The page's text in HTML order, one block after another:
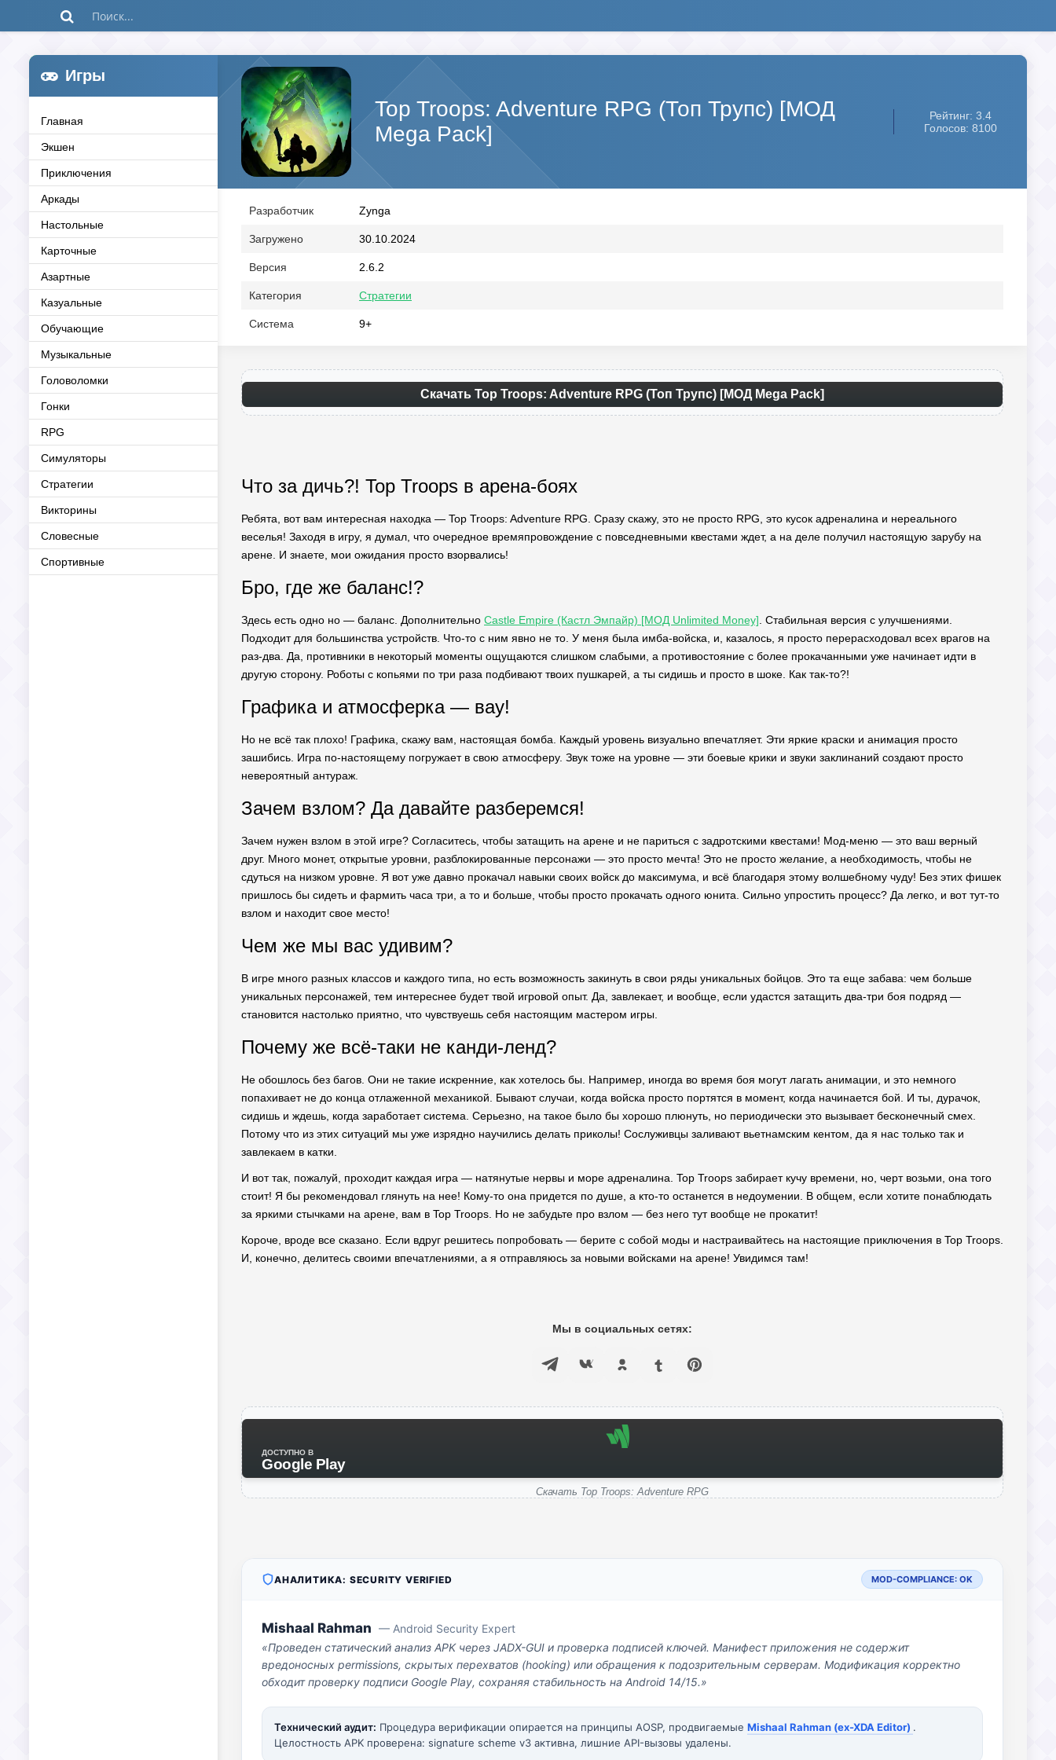
Игры
Главная
Экшен
Приключения
Аркады
Настольные
Карточные
Азартные
Казуальные
Обучающие
Музыкальные
Головоломки
Гонки
RPG
Симуляторы
Стратегии
Викторины
Словесные
Спортивные
Top Troops: Adventure RPG (Топ Трупс) [МОД
Mega Pack]
Рейтинг: 3.4
Голосов: 8100
Разработчик Zynga
Загружено 30.10.2024
Версия 2.6.2
Категория Стратегии
Система 9+
Скачать Top Troops: Adventure RPG (Топ Трупс) [МОД Mega Pack]
Что за дичь?! Top Troops в арена-боях
Ребята, вот вам интересная находка — Top Troops: Adventure RPG. Сразу скажу, это не просто RPG, это кусок адреналина и нереального
веселья! Заходя в игру, я думал, что очередное времяпровождение с повседневными квестами ждет, а на деле получил настоящую зарубу на
арене. И знаете, мои ожидания просто взорвались!
Бро, где же баланс!?
Здесь есть одно но — баланс. Дополнительно Castle Empire (Кастл Эмпайр) [МОД Unlimited Money] . Стабильная версия с улучшениями.
Подходит для большинства устройств. Что-то с ним явно не то. У меня была имба-войска, и, казалось, я просто перерасходовал всех врагов на
раз-два. Да, противники в некоторый моменты ощущаются слишком слабыми, а противостояние с более прокачанными уже начинает идти в
другую сторону. Роботы с копьями по три раза подбивают твоих пушкарей, а ты сидишь и просто в шоке. Как так-то?!
Графика и атмосферка — вау!
Но не всё так плохо! Графика, скажу вам, настоящая бомба. Каждый уровень визуально впечатляет. Эти яркие краски и анимация просто
зашибись. Игра по-настоящему погружает в свою атмосферу. Звук тоже на уровне — эти боевые крики и звуки заклинаний создают просто
невероятный антураж.
Зачем взлом? Да давайте разберемся!
Зачем нужен взлом в этой игре? Согласитесь, чтобы затащить на арене и не париться с задротскими квестами! Мод-меню — это ваш верный
друг. Много монет, открытые уровни, разблокированные персонажи — это просто мечта! Это не просто желание, а необходимость, чтобы не
сдуться на низком уровне. Я вот уже давно прокачал навыки своих войск до максимума, и всё благодаря этому волшебному чуду! Без этих фишек
пришлось бы сидеть и фармить часа три, а то и больше, чтобы просто прокачать одного юнита. Сильно упростить процесс? Да легко, и вот тут-то
взлом и находит свое место!
Чем же мы вас удивим?
В игре много разных классов и каждого типа, но есть возможность закинуть в свои ряды уникальных бойцов. Это та еще забава: чем больше
уникальных персонажей, тем интереснее будет твой игровой опыт. Да, завлекает, и вообще, если удастся затащить два-три боя подряд —
становится настолько приятно, что чувствуешь себя настоящим мастером игры.
Почему же всё-таки не канди-ленд?
Не обошлось без багов. Они не такие искренние, как хотелось бы. Например, иногда во время боя могут лагать анимации, и это немного
попахивает не до конца отлаженной механикой. Бывают случаи, когда войска просто портятся в момент, когда начинается бой. И ты, дурачок,
сидишь и ждешь, когда заработает система. Серьезно, на такое было бы хорошо плюнуть, но периодически это вызывает бесконечный смех.
Потому что из этих ситуаций мы уже изрядно научились делать приколы! Сослуживцы заливают вьетнамским кентом, да я нас только так и
завлекаем в катки.
И вот так, пожалуй, проходит каждая игра — натянутые нервы и море адреналина. Top Troops забирает кучу времени, но, черт возьми, она того
стоит! Я бы рекомендовал глянуть на нее! Кому-то она придется по душе, а кто-то останется в недоумении. В общем, если хотите понаблюдать
за яркими стычками на арене, вам в Top Troops. Но не забудьте про взлом — без него тут вообще не прокатит!
Короче, вроде все сказано. Если вдруг решитесь попробовать — берите с собой моды и настраивайтесь на настоящие приключения в Top Troops.
И, конечно, делитесь своими впечатлениями, а я отправляюсь за новыми войсками на арене! Увидимся там!
Мы в социальных сетях:
ДОСТУПНО В
Google Play
Скачать Top Troops: Adventure RPG
АНАЛИТИКА: SECURITY VERIFIED MOD-COMPLIANCE: OK
Mishaal Rahman — Android Security Expert
«Проведен статический анализ APK через JADX-GUI и проверка подписей ключей. Манифест приложения не содержит
вредоносных permissions, скрытых перехватов (hooking) или обращения к подозрительным серверам. Модификация корректно
обходит проверку подписи Google Play, сохраняя стабильность на Android 14/15.»
Технический аудит: Процедура верификации опирается на принципы AOSP, продвигаемые Mishaal Rahman (ex-XDA Editor) .
Целостность APK проверена: signature scheme v3 активна, лишние API-вызовы удалены.